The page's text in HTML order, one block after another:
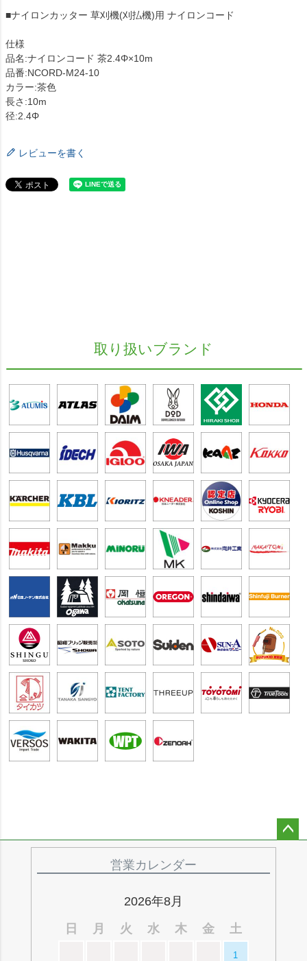
■ナイロンカッター 草刈機(刈払機)用 ナイロンコード
仕様
品名:ナイロンコード 茶2.4Φ×10m
品番:NCORD-M24-10
カラー:茶色
長さ:10m
径:2.4Φ
レビューを書く
取り扱いブランド
営業カレンダー
2026年8月
日
月 火 水 木 金 土
1